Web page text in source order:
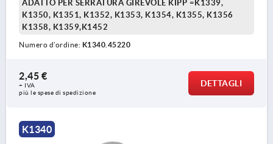
ADATTO PER SERRATURA GIREVOLE KIPP =K1339,
K1350, K1351, K1352, K1353, K1354, K1355, K1356
K1358, K1359,K1452
Numero d’ordine: K1340.45220
2,45 €
+ IVA
più le spese di spedizione
DETTAGLI
K1340